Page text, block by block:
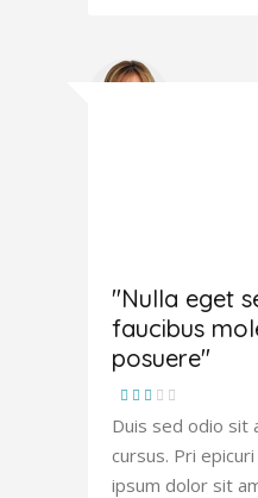
"Nulla eget
faucibus
posuere"
Duis sed odio sit
cursus. Pri
ipsum dolor sit